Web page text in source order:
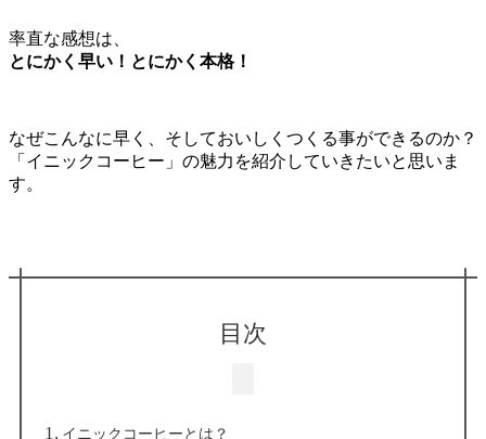
率直な感想は、
とにかく早い！とにかく本格！
なぜこんなに早く、そしておいしくつくる事ができるのか？
「イニックコーヒー」の魅力を紹介していきたいと思いま
す。
目次
イニックコーヒーとは？